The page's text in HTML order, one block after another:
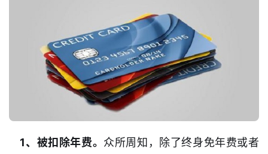
1、被扣除年费。 众所周知，除了终身免年费或者